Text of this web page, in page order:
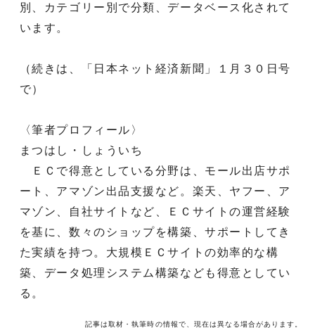
別、カテゴリー別で分類、データベース化されて
います。
（続きは、「日本ネット経済新聞」１月３０日号
で）
〈筆者プロフィール〉
まつはし・しょういち
ＥＣで得意としている分野は、モール出店サポ
ート、アマゾン出品支援など。楽天、ヤフー、ア
マゾン、自社サイトなど、ＥＣサイトの運営経験
を基に、数々のショップを構築、サポートしてき
た実績を持つ。大規模ＥＣサイトの効率的な構
築、データ処理システム構築なども得意としてい
る。
記事は取材・執筆時の情報で、現在は異なる場合があります。